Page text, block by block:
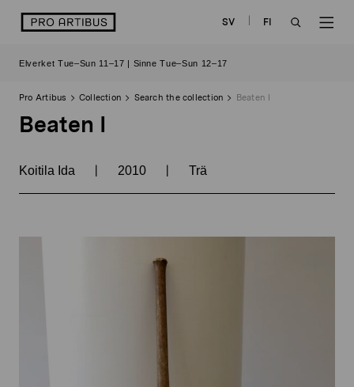
logo SV
FI
Elverket Tue–Sun 11–17 | Sinne Tue–Sun 12–17
Pro Artibus Collection Search the collection Beaten I
Beaten I
Koitila Ida | 2010 | Trä